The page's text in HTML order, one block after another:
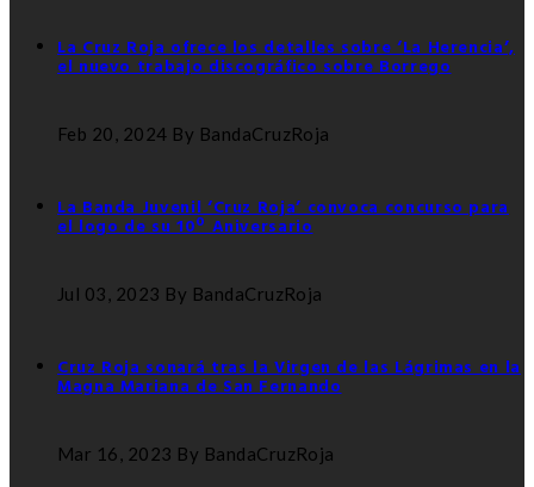
La Cruz Roja ofrece los detalles sobre ‘La Herencia’,
el nuevo trabajo discográfico sobre Borrego
Feb 20, 2024 By BandaCruzRoja
La Banda Juvenil ‘Cruz Roja’ convoca concurso para
el logo de su 10º Aniversario
Jul 03, 2023 By BandaCruzRoja
Cruz Roja sonará tras la Virgen de las Lágrimas en la
Magna Mariana de San Fernando
Mar 16, 2023 By BandaCruzRoja